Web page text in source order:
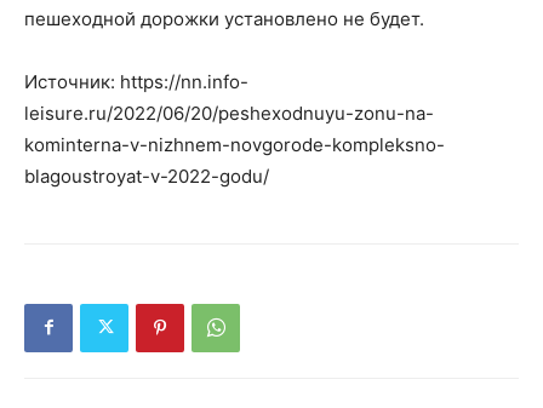
пешеходной дорожки установлено не будет.
Источник: https://nn.info-
leisure.ru/2022/06/20/peshexodnuyu-zonu-na-
kominterna-v-nizhnem-novgorode-kompleksno-
blagoustroyat-v-2022-godu/